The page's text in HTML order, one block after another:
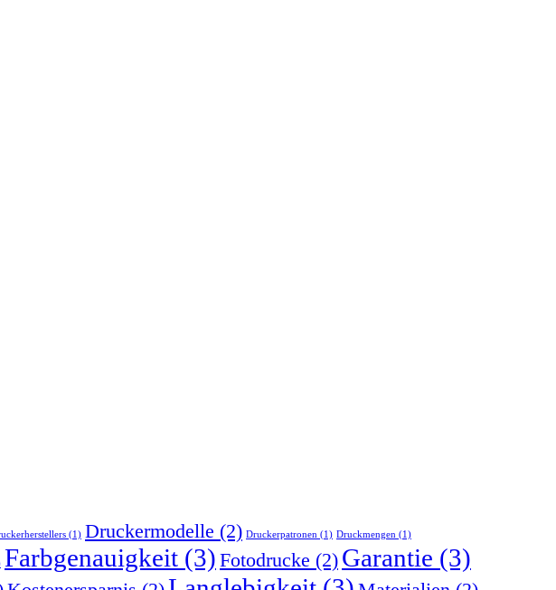
(1) Druckermodelle (2) Druckerpatronen (1) Druckmengen (1)
Farbgenauigkeit (3) Fotodrucke (2) Garantie (3)